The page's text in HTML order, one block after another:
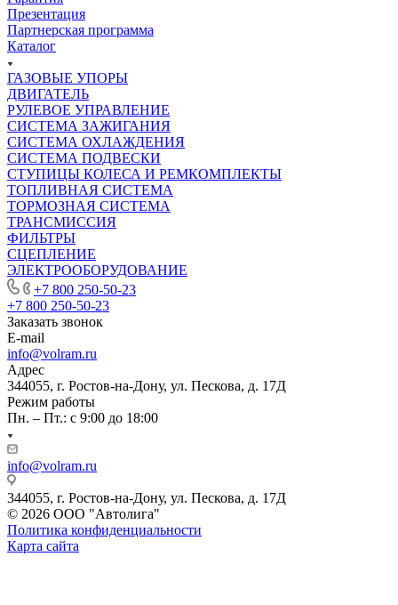
Презентация
Партнерская программа
Каталог
ГАЗОВЫЕ УПОРЫ
ДВИГАТЕЛЬ
РУЛЕВОЕ УПРАВЛЕНИЕ
СИСТЕМА ЗАЖИГАНИЯ
СИСТЕМА ОХЛАЖДЕНИЯ
СИСТЕМА ПОДВЕСКИ
СТУПИЦЫ КОЛЕСА И РЕМКОМПЛЕКТЫ
ТОПЛИВНАЯ СИСТЕМА
ТОРМОЗНАЯ СИСТЕМА
ТРАНСМИССИЯ
ФИЛЬТРЫ
СЦЕПЛЕНИЕ
ЭЛЕКТРООБОРУДОВАНИЕ
+7 800 250-50-23
+7 800 250-50-23
Заказать звонок
E-mail
info@volram.ru
Адрес
344055, г. Ростов-на-Дону, ул. Пескова, д. 17Д
Режим работы
Пн. – Пт.: с 9:00 до 18:00
info@volram.ru
344055, г. Ростов-на-Дону, ул. Пескова, д. 17Д
© 2026 ООО "Автолига"
Политика конфиденциальности
Карта сайта